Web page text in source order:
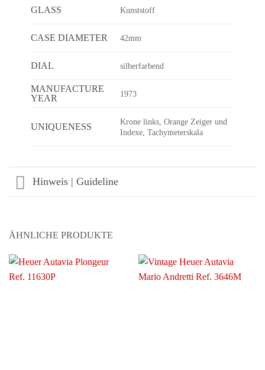
GLASS Kunststoff
CASE DIAMETER 42mm
DIAL silberfarbend
MANUFACTURE
YEAR
1973
UNIQUENESS
Krone links, Orange Zeiger und
Indexe, Tachymeterskala
Hinweis | Guideline
ÄHNLICHE PRODUKTE